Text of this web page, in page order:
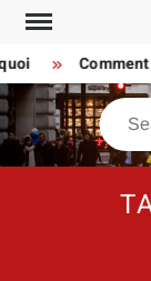
Skip
contentComment